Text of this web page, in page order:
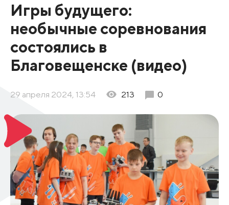
Игры будущего:
необычные соревнования
состоялись в
Благовещенске (видео)
29 апреля 2024, 13:54 213 0